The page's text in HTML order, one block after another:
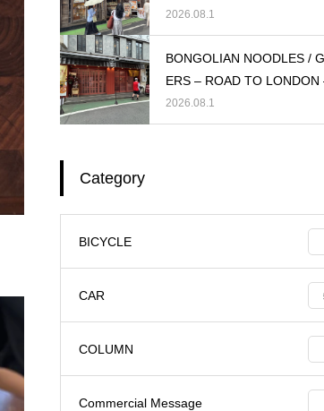
2026.08.1
BONGOLIAN NOODLES /
ERS – ROAD TO LONDON
2026.08.1
Category
BICYCLE
CAR
COLUMN
Commercial Message